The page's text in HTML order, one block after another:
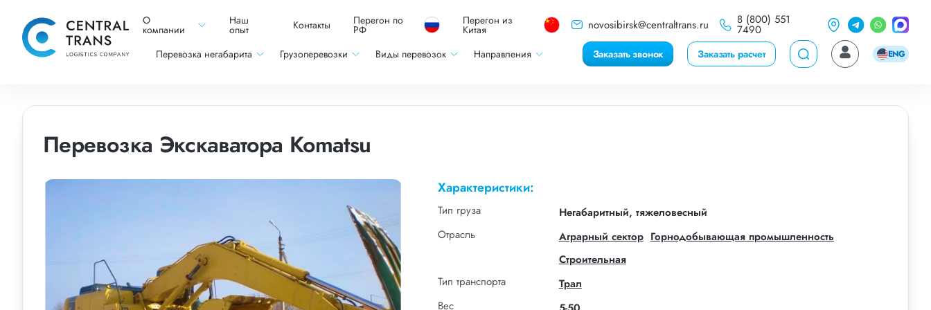
О
компании
Наш
опыт Контакты Перегон по
РФ
Перегон из
Китая novosibirsk@centraltrans.ru 8 (800) 551
7490
Перевозка негабарита Грузоперевозки Виды перевозок Направления Заказать звонок Заказать расчет ENG
Перевозка Экскаватора Komatsu
Характеристики:
Тип груза
Негабаритный, тяжеловесный
Отрасль
Аграрный сектор Горнодобывающая промышленность
Строительная
Тип транспорта
Трал
Вес